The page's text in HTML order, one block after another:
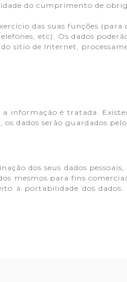
do cumprimento de
das suas funções
etc). Os dados
sitio de Internet,
informação é tratada.
dados serão guardados
dos seus dados
mesmos para fins
à portabilidade dos